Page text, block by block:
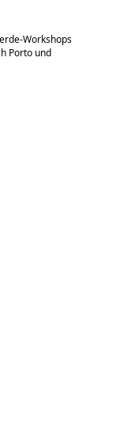
Workshops
Porto und